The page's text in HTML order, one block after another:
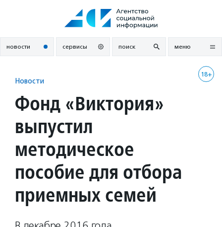
новости сервисы поиск меню
18+
Новости
Фонд «Виктория»
выпустил
методическое
пособие для отбора
приемных семей